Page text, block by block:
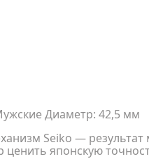
Диаметр: 42,5 мм
Seiko — результат
ценить японскую